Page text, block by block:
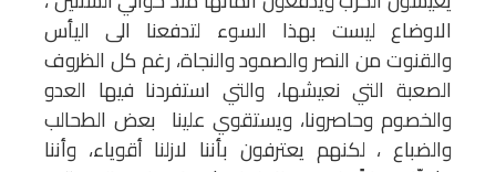
الاوضاع ليست بهذا السوء لتدفعنا الى اليأس
والقنوت من النصر والصمود والنجاة، رغم كل الظروف
الصعبة التي نعيشها، والتي استفردنا فيها العدو
والخصوم وحاصرونا، ويستقوي علينا بعض الطحالب
والضباع ، لكنهم يعترفون بأننا لازلنا أقوياء، وأننا